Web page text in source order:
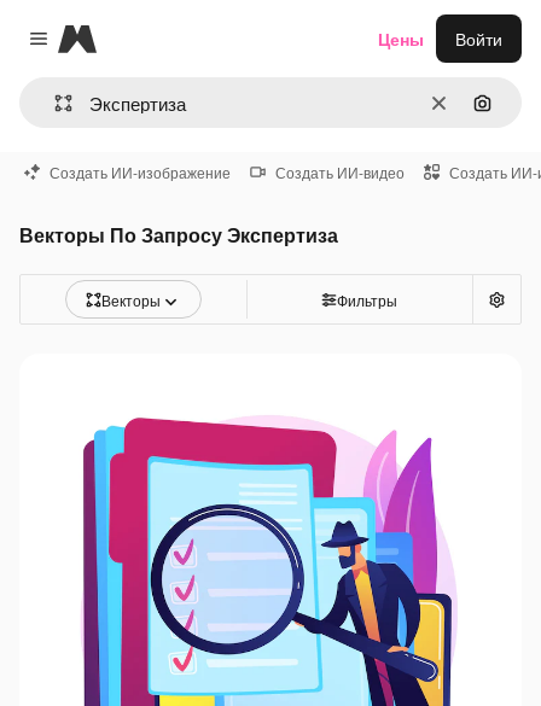
Close menu
Magnific
ОчиститьПоиск
Цены Войти
Создать ИИ-изображение Создать ИИ-видео Создать ИИ-
Векторы По Запросу Экспертиза
Векторы Фильтры